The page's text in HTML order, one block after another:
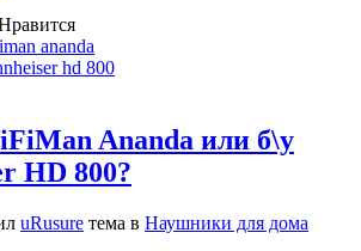
ananda
hd 800
Ananda или б\у
HD 800?
uRusure тема в Наушники для дома